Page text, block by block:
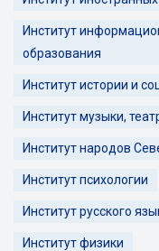
Институт
образования
Институт истории и
Институт музыки,
Институт народов
Институт психологии
Институт русского
Институт физики